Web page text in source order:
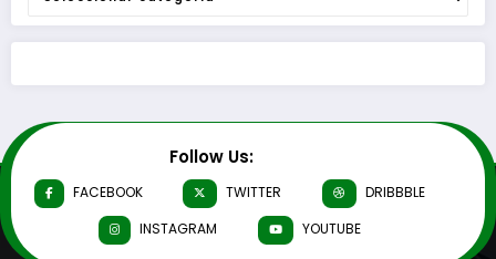
Follow Us:
FACEBOOK TWITTER
DRIBBBLE
INSTAGRAM
YOUTUBE